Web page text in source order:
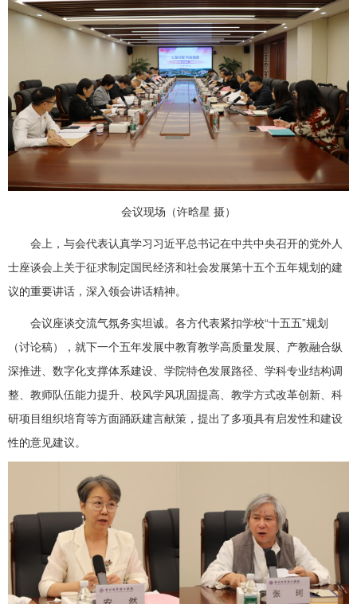
会议现场（许晗星 摄）
会上，与会代表认真学习习近平总书记在中共中央召开的党外人
士座谈会上关于征求制定国民经济和社会发展第十五个五年规划的建
议的重要讲话，深入领会讲话精神。
会议座谈交流气氛务实坦诚。各方代表紧扣学校“十五五”规划
（讨论稿），就下一个五年发展中教育教学高质量发展、产教融合纵
深推进、数字化支撑体系建设、学院特色发展路径、学科专业结构调
整、教师队伍能力提升、校风学风巩固提高、教学方式改革创新、科
研项目组织培育等方面踊跃建言献策，提出了多项具有启发性和建设
性的意见建议。